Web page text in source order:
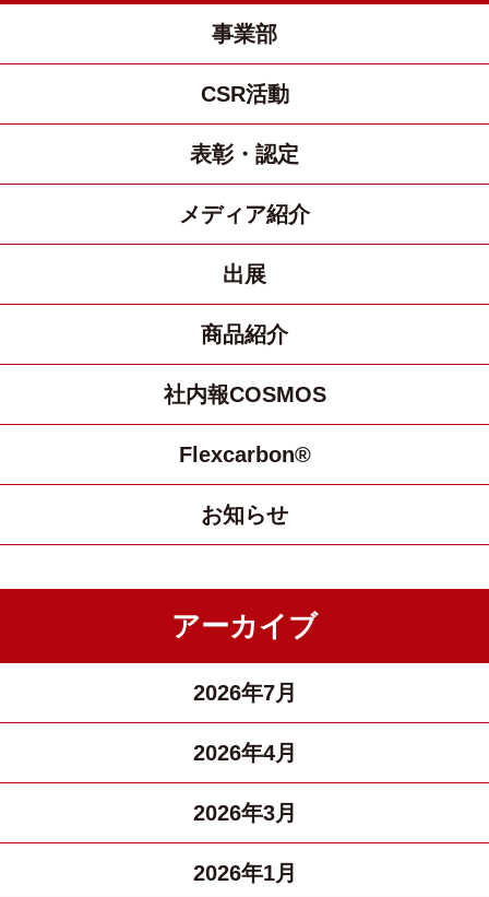
事業部
CSR活動
表彰・認定
メディア紹介
出展
商品紹介
社内報COSMOS
Flexcarbon®
お知らせ
アーカイブ
2026年7月
2026年4月
2026年3月
2026年1月